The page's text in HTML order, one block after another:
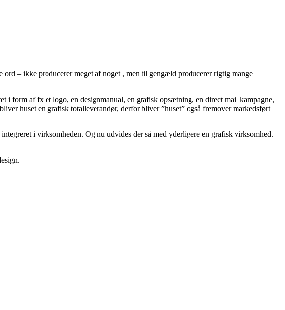
– ikke producerer meget af noget , men til gengæld producerer rigtig mange
i form af fx et logo, en designmanual, en grafisk opsætning, en direct mail kampagne,
huset en grafisk totalleverandør, derfor bliver ”huset” også fremover markedsført
i virksomheden. Og nu udvides der så med yderligere en grafisk virksomhed.